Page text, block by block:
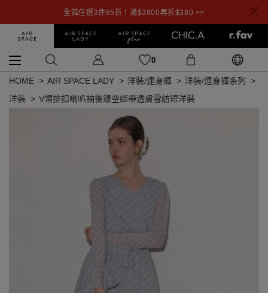
全館任選3件85折！滿$3800再折$380 >>
0
HOME AIR SPACE LADY 洋裝/連身褲
洋裝/連身褲系列
洋裝
V領排扣喇叭袖後鏤空綁帶透膚雪紡短洋裝